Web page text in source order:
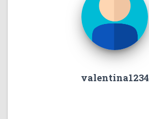
valentina1234